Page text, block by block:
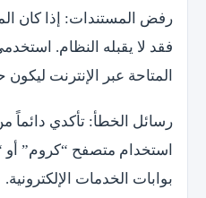
رفض المستندات: إذا كان
المتاحة عبر الإنترنت ليكون حجم
رسائل الخطأ: تأكدي دائماً
استخدام متصفح “كروم” أو
بوابات الخدمات الإلكترونية.